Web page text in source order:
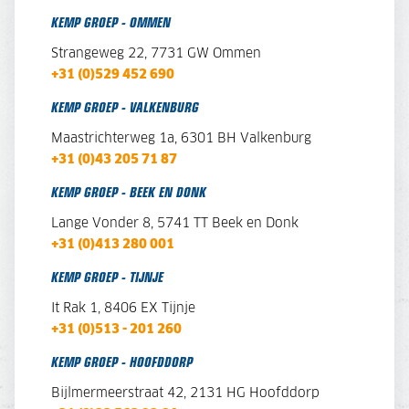
KEMP GROEP - OMMEN
Strangeweg 22, 7731 GW Ommen
+31 (0)529 452 690
KEMP GROEP - VALKENBURG
Maastrichterweg 1a, 6301 BH Valkenburg
+31 (0)43 205 71 87
KEMP GROEP - BEEK EN DONK
Lange Vonder 8, 5741 TT Beek en Donk
+31 (0)413 280 001
KEMP GROEP - TIJNJE
It Rak 1, 8406 EX Tijnje
+31 (0)513 - 201 260
KEMP GROEP - HOOFDDORP
Bijlmermeerstraat 42, 2131 HG Hoofddorp